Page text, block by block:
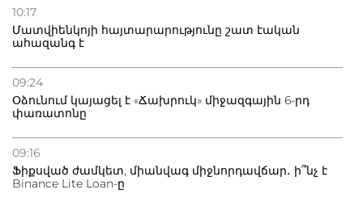
10:17
Մատվիենկոյի հայտարարությունը շատ էական
ահազանգ է
09:24
Օձունում կայացել է «Ճախրուկ» միջազգային 6-րդ
փառատոնը
09:16
Ֆիքսված ժամկետ, միանվագ միջնորդավճար․ ի՞նչ է
Binance Lite Loan-ը